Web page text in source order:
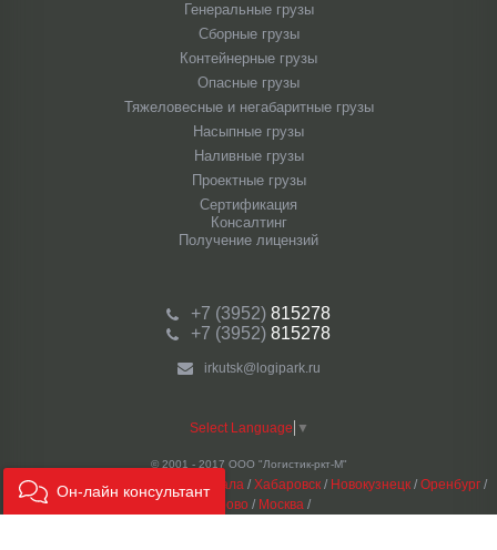
Генеральные грузы
Сборные грузы
Контейнерные грузы
Опасные грузы
Тяжеловесные и негабаритные грузы
Насыпные грузы
Наливные грузы
Проектные грузы
Сертификация
Консалтинг
Получение лицензий
+7 (3952)815278
+7 (3952)815278
irkutsk@logipark.ru
Select Language ▼
© 2001 - 2017 ООО "Логистик-ркт-М"
Наши филиалы: Махачкала / Хабаровск/ Новокузнецк/ Оренбург/
Кемерово / Москва /
Он-лайн консультант